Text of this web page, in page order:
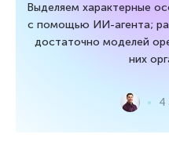
Выделяем характерные
с помощью ИИ-агента;
достаточно моделей
них
4